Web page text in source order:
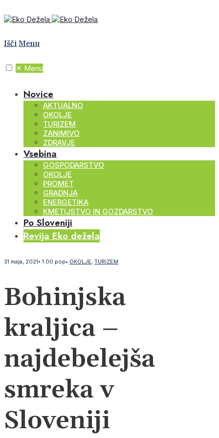
Išči Menu
✕ Menu
Novice
AKTUALNO
OKOLJE
TURIZEM
ZANIMIVO
ZDRAVJE
Vsebina
GOSPODARSTVO
OKOLJE
PROMET
GRADNJA
ENERGETIKA
KMETIJSTVO IN GOZDARSTVO
Po Sloveniji
Revija Eko dežela
31 maja, 2021• 1:00 pop• OKOLJE, TURIZEM
Bohinjska
kraljica –
najdebelejša
smreka v
Sloveniji